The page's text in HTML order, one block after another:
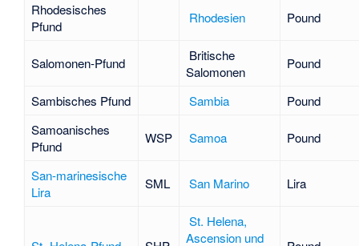
Rhodesisches
Pfund
Rhodesien Pound
Salomonen-Pfund
Britische
Salomonen
Pound
Sambisches Pfund Sambia
Pound
Samoanisches
Pfund
WSP Samoa Pound
San-marinesische
Lira
SML San Marino Lira
St. Helena,
Ascension und